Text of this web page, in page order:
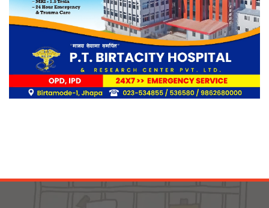
लिङ्कन मन्टेश्वरीमा खिर दिवस मनाइयो